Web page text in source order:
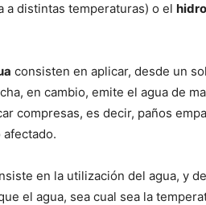
a distintas temperaturas) o el
consisten en aplicar, desde un
en cambio, emite el agua de
compresas, es decir, paños
en la utilización del agua, y
el agua, sea cual sea la